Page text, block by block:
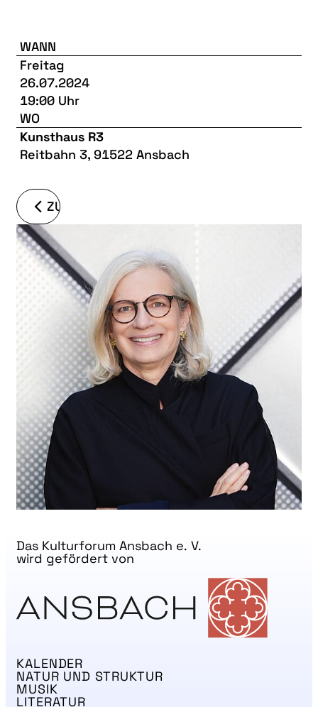
WANN
Freitag
26.07.2024
19:00 Uhr
WO
Kunsthaus R3
Reitbahn 3, 91522 Ansbach
ZURÜCK
KALENDER
NATUR UND STRUKTUR
MUSIK
LITERATUR
Das Kulturforum Ansbach e. V.
wird gefördert von